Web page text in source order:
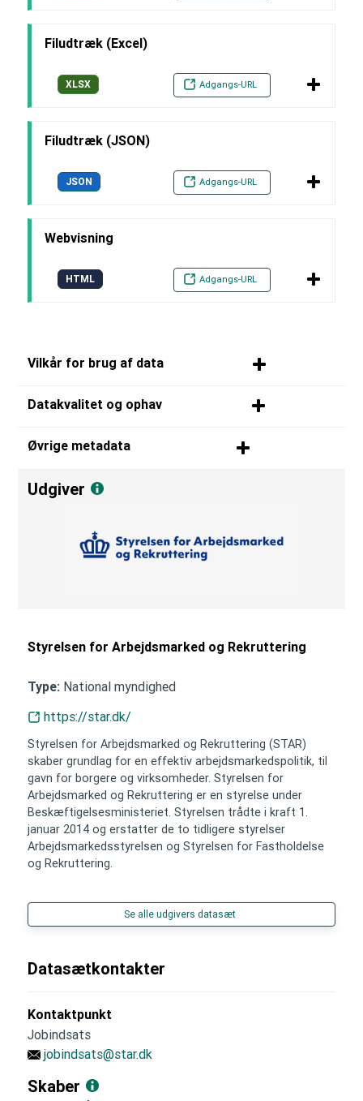
Filudtræk (Excel)
XLSX Adgangs-URL
Filudtræk (JSON)
JSON Adgangs-URL
Webvisning
HTML Adgangs-URL
Vilkår for brug af data
Datakvalitet og ophav
Øvrige metadata
Udgiver
Styrelsen for Arbejdsmarked og Rekruttering
Type: National myndighed
https://star.dk/
Styrelsen for Arbejdsmarked og Rekruttering (STAR)
skaber grundlag for en effektiv arbejdsmarkedspolitik, til
gavn for borgere og virksomheder. Styrelsen for
Arbejdsmarked og Rekruttering er en styrelse under
Beskæftigelsesministeriet. Styrelsen trådte i kraft 1.
januar 2014 og erstatter de to tidligere styrelser
Arbejdsmarkedsstyrelsen og Styrelsen for Fastholdelse
og Rekruttering.
Se alle udgivers datasæt
Datasætkontakter
Kontaktpunkt
Jobindsats
jobindsats@star.dk
Skaber